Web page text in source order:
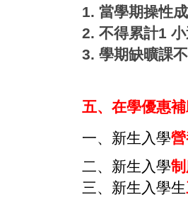
1. 當學期操性
2. 不得累計1 小
3. 學期缺曠課
五、在學優惠
一、新生入學
二、新生入學
三、新生入學生